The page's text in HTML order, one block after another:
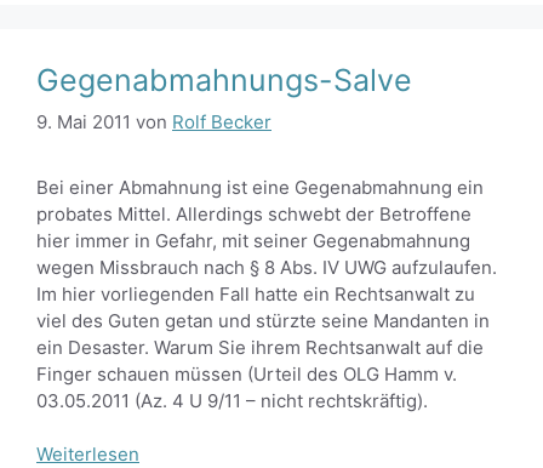
Gegenabmahnungs-Salve
9. Mai 2011 von Rolf Becker
Bei einer Abmahnung ist eine Gegenabmahnung ein
probates Mittel. Allerdings schwebt der Betroffene
hier immer in Gefahr, mit seiner Gegenabmahnung
wegen Missbrauch nach § 8 Abs. IV UWG aufzulaufen.
Im hier vorliegenden Fall hatte ein Rechtsanwalt zu
viel des Guten getan und stürzte seine Mandanten in
ein Desaster. Warum Sie ihrem Rechtsanwalt auf die
Finger schauen müssen (Urteil des OLG Hamm v.
03.05.2011 (Az. 4 U 9/11 – nicht rechtskräftig).
Weiterlesen